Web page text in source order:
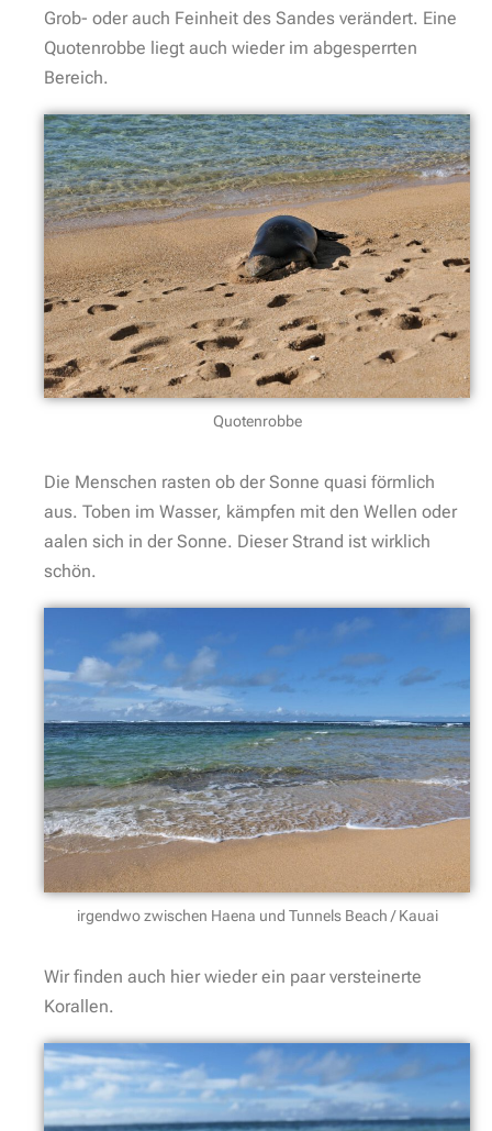
Grob- oder auch Feinheit des Sandes verändert. Eine
Quotenrobbe liegt auch wieder im abgesperrten
Bereich.
Quotenrobbe
Die Menschen rasten ob der Sonne quasi förmlich
aus. Toben im Wasser, kämpfen mit den Wellen oder
aalen sich in der Sonne. Dieser Strand ist wirklich
schön.
irgendwo zwischen Haena und Tunnels Beach / Kauai
Wir finden auch hier wieder ein paar versteinerte
Korallen.